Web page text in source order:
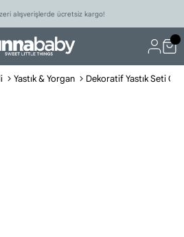
alışverişlerde ücretsiz kargo!
Yastık & Yorgan Dekoratif Yastık Seti